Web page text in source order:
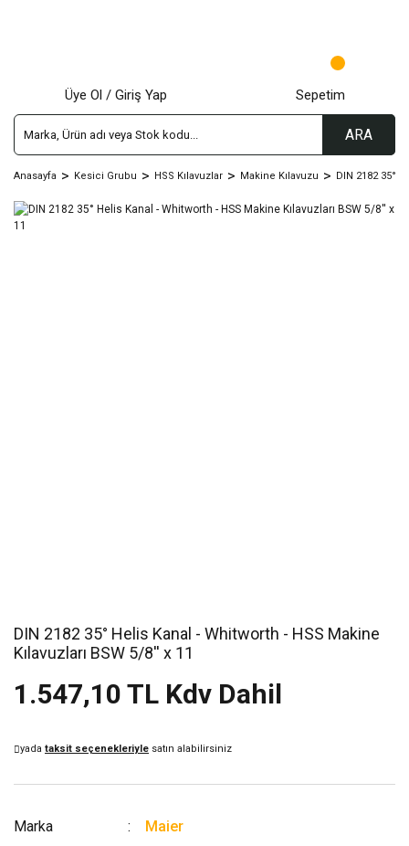
ARA
Üye Ol / Giriş Yap Sepetim
Anasayfa Kesici Grubu HSS Kılavuzlar Makine Kılavuzu DIN 2182 35°
DIN 2182 35° Helis Kanal - Whitworth - HSS Makine
Kılavuzları BSW 5/8'' x 11
1.547,10 TL Kdv Dahil
yada taksit seçenekleriyle satın alabilirsiniz
Marka
Maier